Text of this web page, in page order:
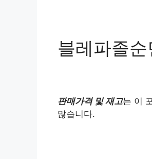
블레파졸
판매가격 및 재고는 이
많습니다.